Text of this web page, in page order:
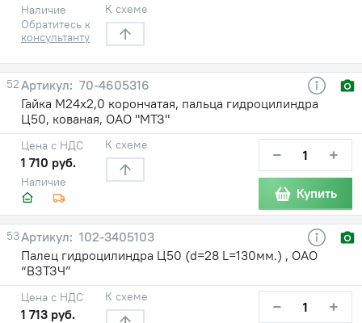
Наличие
Обратитесь к
консультанту
К схеме
52
70-4605316
Гайка М24х2,0 корончатая, пальца гидроцилиндра
Ц50, кованая, ОАО "МТЗ"
Наличие
Цена с НДС
1 710 руб.
К схеме − +
Купить
53
102-3405103
Палец гидроцилиндра Ц50 (d=28 L=130мм.) , ОАО
“ВЗТЗЧ”
Цена с НДС
1 713 руб.
К схеме − +